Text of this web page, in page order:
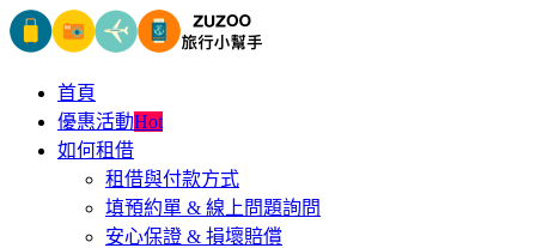
首頁
優惠活動Hot
如何租借
租借與付款方式
填預約單 & 線上問題詢問
安心保證 & 損壞賠償